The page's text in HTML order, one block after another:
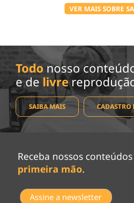
VER MAIS SOBRE
Todo nosso
e de livre
SAIBA MAIS CADASTRO
Receba nossos
primeira mão.
Assine a newsletter